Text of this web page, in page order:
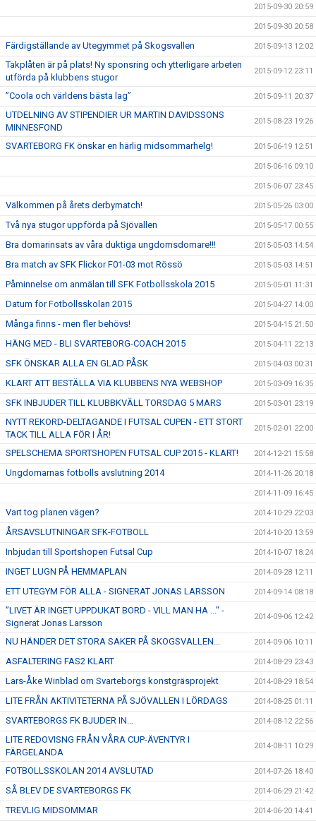
2015-09-30 20:59
2015-09-30 20:58
Färdigställande av Utegymmet på Skogsvallen 2015-09-13 12:02
Takplåten är på plats! Ny sponsring och ytterligare arbeten
utförda på klubbens stugor
2015-09-12 23:11
”Coola och världens bästa lag” 2015-09-11 20:37
UTDELNING AV STIPENDIER UR MARTIN DAVIDSSONS
MINNESFOND
2015-08-23 19:26
SVARTEBORG FK önskar en härlig midsommarhelg! 2015-06-19 12:51
2015-06-16 09:10
2015-06-07 23:45
Välkommen på årets derbymatch! 2015-05-26 03:00
Två nya stugor uppförda på Sjövallen 2015-05-17 00:55
Bra domarinsats av våra duktiga ungdomsdomare!!! 2015-05-03 14:54
Bra match av SFK Flickor F01-03 mot Rössö 2015-05-03 14:51
Påminnelse om anmälan till SFK Fotbollsskola 2015 2015-05-01 11:31
Datum för Fotbollsskolan 2015 2015-04-27 14:00
Många finns - men fler behövs! 2015-04-15 21:50
HÄNG MED - BLI SVARTEBORG-COACH 2015 2015-04-11 22:13
SFK ÖNSKAR ALLA EN GLAD PÅSK 2015-04-03 00:31
KLART ATT BESTÄLLA VIA KLUBBENS NYA WEBSHOP 2015-03-09 16:35
SFK INBJUDER TILL KLUBBKVÄLL TORSDAG 5 MARS 2015-03-01 23:19
NYTT REKORD-DELTAGANDE I FUTSAL CUPEN - ETT STORT
TACK TILL ALLA FÖR I ÅR!
2015-02-01 22:00
SPELSCHEMA SPORTSHOPEN FUTSAL CUP 2015 - KLART! 2014-12-21 15:58
Ungdomarnas fotbolls avslutning 2014 2014-11-26 20:18
2014-11-09 16:45
Vart tog planen vägen? 2014-10-29 22:03
ÅRSAVSLUTNINGAR SFK-FOTBOLL 2014-10-20 13:59
Inbjudan till Sportshopen Futsal Cup 2014-10-07 18:24
INGET LUGN PÅ HEMMAPLAN 2014-09-28 12:11
ETT UTEGYM FÖR ALLA - SIGNERAT JONAS LARSSON 2014-09-14 08:18
”LIVET ÄR INGET UPPDUKAT BORD - VILL MAN HA ..." -
Signerat Jonas Larsson
2014-09-06 12:42
NU HÄNDER DET STORA SAKER PÅ SKOGSVALLEN... 2014-09-06 10:11
ASFALTERING FAS2 KLART 2014-08-29 23:43
Lars-Åke Winblad om Svarteborgs konstgräsprojekt 2014-08-29 18:54
LITE FRÅN AKTIVITETERNA PÅ SJÖVALLEN I LÖRDAGS 2014-08-25 01:11
SVARTEBORGS FK BJUDER IN... 2014-08-12 22:56
LITE REDOVISNG FRÅN VÅRA CUP-ÄVENTYR I
FÄRGELANDA
2014-08-11 10:29
FOTBOLLSSKOLAN 2014 AVSLUTAD 2014-07-26 18:40
SÅ BLEV DE SVARTEBORGS FK 2014-06-29 21:42
TREVLIG MIDSOMMAR 2014-06-20 14:41